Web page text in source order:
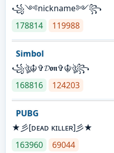
꧁༺nickname༻꧂
178814
119988
Simbol
꧁ঔৣ☬✞𝓓𝖔𝖓✞☬ঔৣ꧂
168816
124203
PUBG
★彡[ᴅᴇᴀᴅ ᴋɪʟʟᴇʀ]彡★
163960
69044